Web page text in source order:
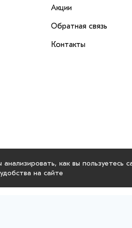
Акции
Обратная связь
Контакты
анализировать, как вы пользуетесь
на сайте